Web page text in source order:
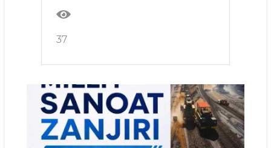
37